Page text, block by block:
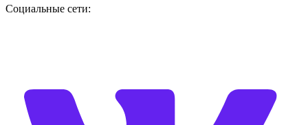
Социальные сети: